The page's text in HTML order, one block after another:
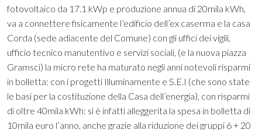
fotovoltaico da 17.1 kWp e produzione annua di 20mila kWh,
va a connettere fisicamente l’edificio dell’ex caserma e la casa
Corda (sede adiacente del Comune) con gli uffici dei vigili,
ufficio tecnico manutentivo e servizi sociali, (e la nuova piazza
Gramsci) la micro rete ha maturato negli anni notevoli risparmi
in bolletta: con i progetti Illuminamente e S.E.I (che sono state
le basi per la costituzione della Casa dell’energia), con risparmi
di oltre 40mila kWh: si è infatti alleggerita la spesa in bolletta di
10mila euro l’anno, anche grazie alla riduzione dei gruppi 6 + 20